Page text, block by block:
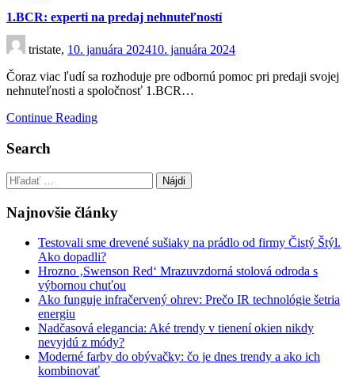
1.BCR: experti na predaj nehnuteľností
tristate, 10. januára 202410. januára 2024
Čoraz viac ľudí sa rozhoduje pre odbornú pomoc pri predaji svojej
nehnuteľnosti a spoločnosť 1.BCR…
Continue Reading
Search
Hľadať:
Najnovšie články
Testovali sme drevené sušiaky na prádlo od firmy Čistý Štýl.
Ako dopadli?
Hrozno ‚Swenson Red‘ Mrazuvzdorná stolová odroda s
výbornou chuťou
Ako funguje infračervený ohrev: Prečo IR technológie šetria
energiu
Nadčasová elegancia: Aké trendy v tienení okien nikdy
nevyjdú z módy?
Moderné farby do obývačky: čo je dnes trendy a ako ich
kombinovať